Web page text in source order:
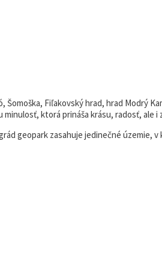
Fiľakovský hrad, hrad Modrý
ktorá prináša krásu, radosť, ale i
geopark zasahuje jedinečné územie,